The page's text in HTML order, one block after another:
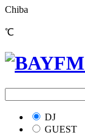
Chiba
℃
DJ
GUEST